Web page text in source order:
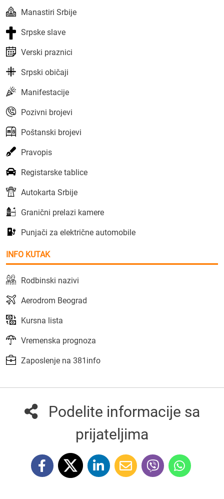
Manastiri Srbije
Srpske slave
Verski praznici
Srpski običaji
Manifestacije
Pozivni brojevi
Poštanski brojevi
Pravopis
Registarske tablice
Autokarta Srbije
Granični prelazi kamere
Punjači za električne automobile
INFO KUTAK
Rodbinski nazivi
Aerodrom Beograd
Kursna lista
Vremenska prognoza
Zaposlenje na 381info
Podelite informacije sa
prijateljima